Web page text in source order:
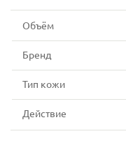
Объём
Бренд
Тип кожи
Действие